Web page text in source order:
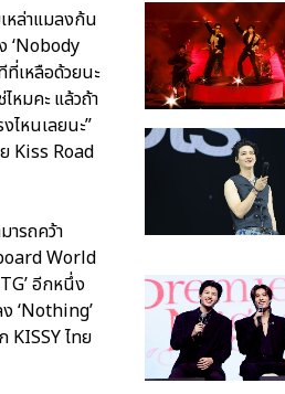
หล่าแมลงก้น
‘Nobody
ที่เหลือด้วยนะ
หมคะ แล้วถ้า
ไหนเลยนะ”
Kiss Road
ารถคว้า
World
อีกหนึ่ง
‘Nothing’
KISSY ไทย